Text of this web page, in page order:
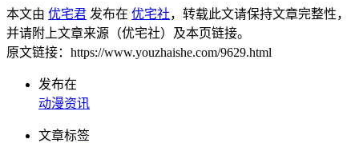
本文由 优宅君 发布在 优宅社，转载此文请保持文章完整性，
并请附上文章来源（优宅社）及本页链接。
原文链接：https://www.youzhaishe.com/9629.html
发布在
动漫资讯
文章标签